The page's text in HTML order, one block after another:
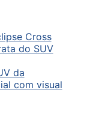
Cross
do SUV
da
com visual